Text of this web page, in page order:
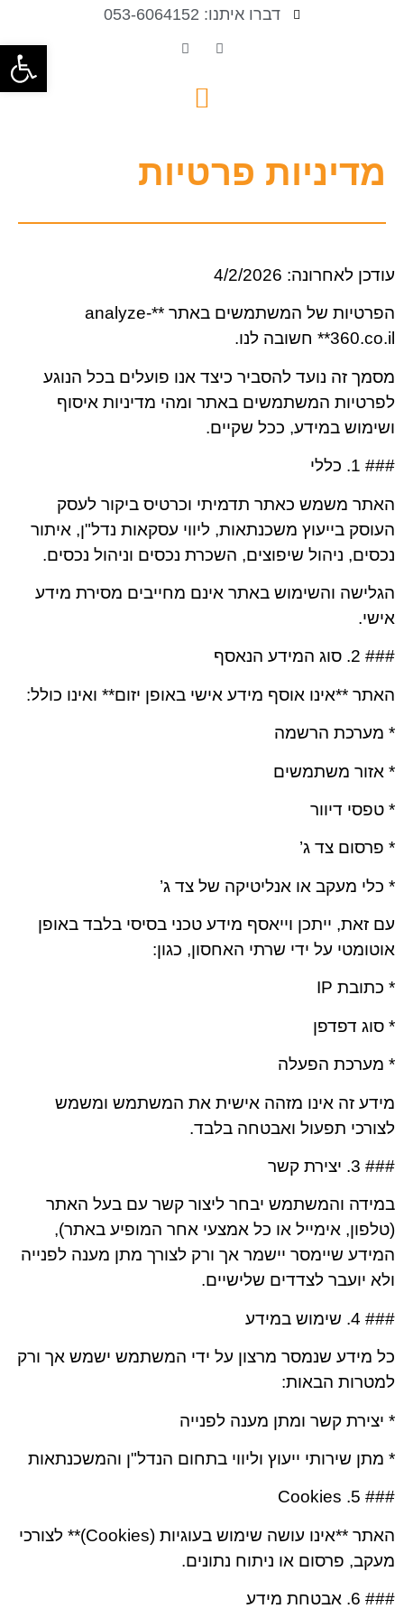
דברו איתנו: 053-6064152
מדיניות פרטיות
עודכן לאחרונה: 4/2/2026
הפרטיות של המשתמשים באתר **analyze-
360.co.il** חשובה לנו.
מסמך זה נועד להסביר כיצד אנו פועלים בכל הנוגע
לפרטיות המשתמשים באתר ומהי מדיניות איסוף
ושימוש במידע, ככל שקיים.
### 1. כללי
האתר משמש כאתר תדמיתי וכרטיס ביקור לעסק
העוסק בייעוץ משכנתאות, ליווי עסקאות נדל"ן, איתור
נכסים, ניהול שיפוצים, השכרת נכסים וניהול נכסים.
הגלישה והשימוש באתר אינם מחייבים מסירת מידע
אישי.
### 2. סוג המידע הנאסף
האתר **אינו אוסף מידע אישי באופן יזום** ואינו כולל:
* מערכת הרשמה
* אזור משתמשים
* טפסי דיוור
* פרסום צד ג’
* כלי מעקב או אנליטיקה של צד ג’
עם זאת, ייתכן וייאסף מידע טכני בסיסי בלבד באופן
אוטומטי על ידי שרתי האחסון, כגון:
* כתובת IP
* סוג דפדפן
* מערכת הפעלה
מידע זה אינו מזהה אישית את המשתמש ומשמש
לצורכי תפעול ואבטחה בלבד.
### 3. יצירת קשר
במידה והמשתמש יבחר ליצור קשר עם בעל האתר
(טלפון, אימייל או כל אמצעי אחר המופיע באתר),
המידע שיימסר יישמר אך ורק לצורך מתן מענה לפנייה
ולא יועבר לצדדים שלישיים.
### 4. שימוש במידע
כל מידע שנמסר מרצון על ידי המשתמש ישמש אך ורק
למטרות הבאות:
* יצירת קשר ומתן מענה לפנייה
* מתן שירותי ייעוץ וליווי בתחום הנדל"ן והמשכנתאות
### 5. Cookies
האתר **אינו עושה שימוש בעוגיות (Cookies)** לצורכי
מעקב, פרסום או ניתוח נתונים.
### 6. אבטחת מידע
פתח